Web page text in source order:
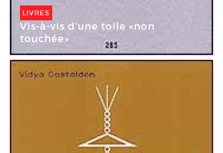
LIVRES
Vis-à-vis d’une toile «non
touchée»